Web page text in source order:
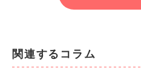
関連するコラム